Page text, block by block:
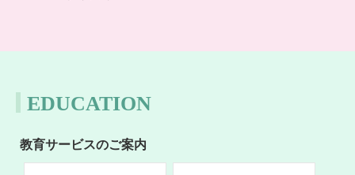
EDUCATION
教育サービスのご案内